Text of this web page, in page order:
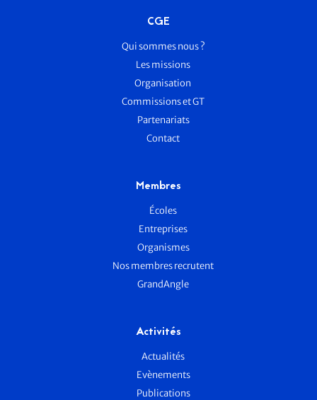
CGE
Qui sommes nous ?
Les missions
Organisation
Commissions et GT
Partenariats
Contact
Membres
Écoles
Entreprises
Organismes
Nos membres recrutent
GrandAngle
Activités
Actualités
Evènements
Publications